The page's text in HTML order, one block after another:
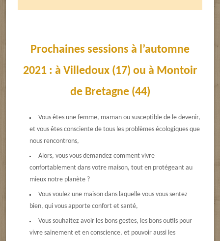
Prochaines sessions à l’automne
2021 : à Villedoux (17) ou à Montoir
de Bretagne (44)
Vous êtes une femme, maman ou susceptible de le devenir,
et vous êtes consciente de tous les problèmes écologiques que
nous rencontrons,
Alors, vous vous demandez comment vivre
confortablement dans votre maison, tout en protégeant au
mieux notre planète ?
Vous voulez une maison dans laquelle vous vous sentez
bien, qui vous apporte confort et santé,
Vous souhaitez avoir les bons gestes, les bons outils pour
vivre sainement et en conscience, et pouvoir aussi les